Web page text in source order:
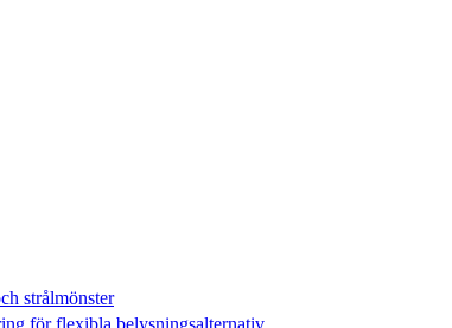
strålmönster
för flexibla belysningsalternativ